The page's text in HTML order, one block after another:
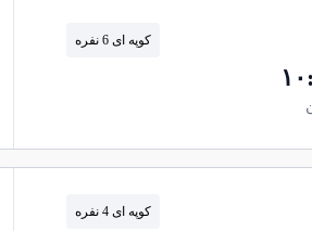
کوپه ای 6 نفره
کوپه ای 4 نفره